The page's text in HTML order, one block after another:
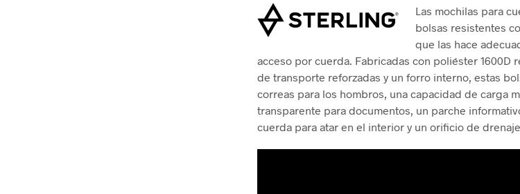
Las mochilas para
bolsas resistentes
que las hace
acceso por cuerda. Fabricadas con poliéster 1600D
de transporte reforzadas y un forro interno, estas
correas para los hombros, una capacidad de carga
transparente para documentos, un parche
cuerda para atar en el interior y un orificio de